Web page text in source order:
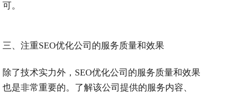
可。
三、注重SEO优化公司的服务质量和效果
除了技术实力外， SEO优化公司的服务质量和效果
也是非常重要的。了解该公司提供的服务内容、